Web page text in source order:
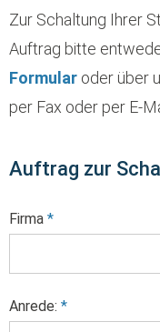
Zur Schaltung Ihrer
Auftrag bitte
Formular oder über
per Fax oder per E-
Auftrag zur
Firma *
Anrede: *